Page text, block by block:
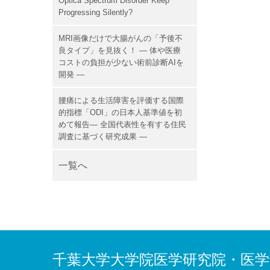
Progressing Silently?
MRI画像だけで大腸がんの「予後不
良タイプ」を見抜く！ ― 体や医療
コストの負担が少ない術前診断AIを
開発 ―
腰痛による生活障害を評価する国際
的指標「ODI」の日本人基準値を初
めて報告― 全国代表性を有する住民
調査に基づく研究成果 ―
一覧へ
千葉大学大学院医学研究院・医